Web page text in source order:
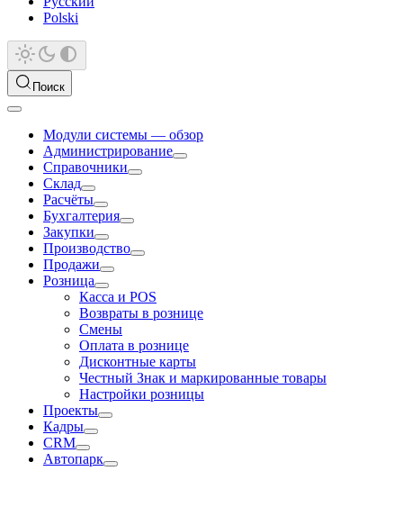
Polski
Поиск
Модули системы — обзор
Администрирование
Справочники
Склад
Расчёты
Бухгалтерия
Закупки
Производство
Продажи
Розница
Касса и POS
Возвраты в рознице
Смены
Оплата в рознице
Дисконтные карты
Честный Знак и маркированные товары
Настройки розницы
Проекты
Кадры
CRM
Автопарк